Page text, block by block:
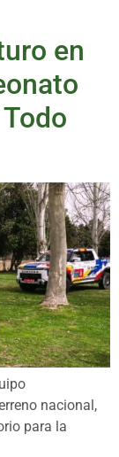
en
nacional,
para la